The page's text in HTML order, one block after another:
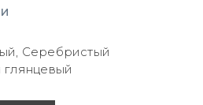
Серебристый